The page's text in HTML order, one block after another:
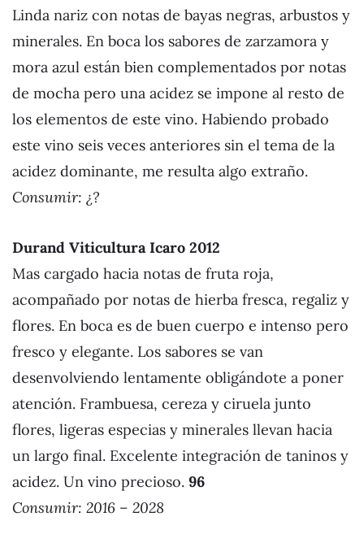
Linda nariz con notas de bayas negras, arbustos y
minerales. En boca los sabores de zarzamora y
mora azul están bien complementados por notas
de mocha pero una acidez se impone al resto de
los elementos de este vino. Habiendo probado
este vino seis veces anteriores sin el tema de la
acidez dominante, me resulta algo extraño.
Consumir: ¿?
Durand Viticultura Icaro 2012
Mas cargado hacia notas de fruta roja,
acompañado por notas de hierba fresca, regaliz y
flores. En boca es de buen cuerpo e intenso pero
fresco y elegante. Los sabores se van
desenvolviendo lentamente obligándote a poner
atención. Frambuesa, cereza y ciruela junto
flores, ligeras especias y minerales llevan hacia
un largo final. Excelente integración de taninos y
acidez. Un vino precioso. 96
Consumir: 2016 – 2028